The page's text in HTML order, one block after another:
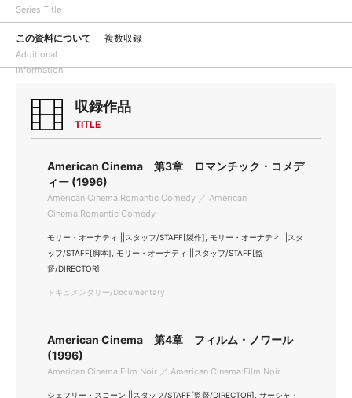
Series Title
この資料について
Additional
Information
複数収録
収録作品
TITLE
American Cinema 第3章 ロマンチック・コメデ
ィー (1996)
American Cinema:Romantic Comedy ／ American
Cinema:Romantic Comedy
モリー・オーナティ ||スタッフ/STAFF[製作], モリー・オーナティ ||スタ
ッフ/STAFF[脚本], モリー・オーナティ ||スタッフ/STAFF[監
督/DIRECTOR]
ドキュメンタリー/Documentary
American Cinema 第4章 フィルム・ノワール
(1996)
American Cinema:Film Noir ／ American Cinema:Film Noir
ジェフリー・スコーン ||スタッフ/STAFF[監督/DIRECTOR], サーシャ・